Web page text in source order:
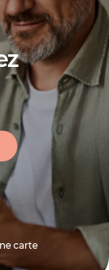
carte